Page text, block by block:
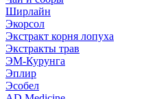
Ширлайн
Экорсол
Экстракт корня лопуха
Экстракты трав
ЭМ-Курунга
Эплир
Эсобел